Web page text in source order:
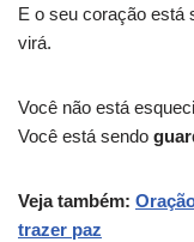
E o seu coração está
virá.
Você não está
Você está sendo
Veja também:
trazer paz